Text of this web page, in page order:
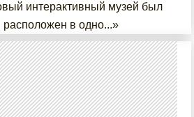
интерактивный музей был
расположен в одно...»